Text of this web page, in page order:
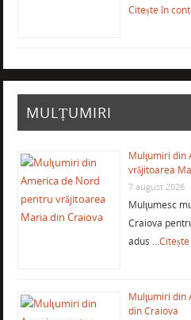
Citește în
MULȚUMIRI
Mulţumiri din
vrăjitoarea
7 august 2026
Mulţumesc
Craiova
adus …
Mulţumiri din
din Craiova